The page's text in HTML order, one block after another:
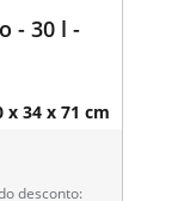
- 30 l -
x 34 x 71 cm
desconto: